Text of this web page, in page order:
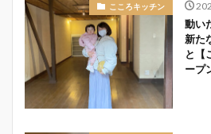
こころキッチン
動い
新た
と【
ープ